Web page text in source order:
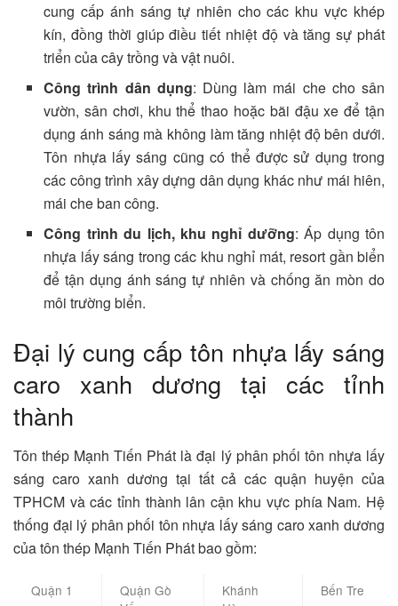
cung cấp ánh sáng tự nhiên cho các khu vực khép
kín, đồng thời giúp điều tiết nhiệt độ và tăng sự phát
triển của cây trồng và vật nuôi.
Công trình dân dụng: Dùng làm mái che cho sân
vườn, sân chơi, khu thể thao hoặc bãi đậu xe để tận
dụng ánh sáng mà không làm tăng nhiệt độ bên dưới.
Tôn nhựa lấy sáng cũng có thể được sử dụng trong
các công trình xây dựng dân dụng khác như mái hiên,
mái che ban công.
Công trình du lịch, khu nghỉ dưỡng: Áp dụng tôn
nhựa lấy sáng trong các khu nghỉ mát, resort gần biển
để tận dụng ánh sáng tự nhiên và chống ăn mòn do
môi trường biển.
Đại lý cung cấp tôn nhựa lấy sáng
caro xanh dương tại các tỉnh
thành
Tôn thép Mạnh Tiến Phát là đại lý phân phối tôn nhựa lấy
sáng caro xanh dương tại tất cả các quận huyện của
TPHCM và các tỉnh thành lân cận khu vực phía Nam. Hệ
thống đại lý phân phối tôn nhựa lấy sáng caro xanh dương
của tôn thép Mạnh Tiến Phát bao gồm:
Quận 1
Quận Gò
Khánh
Bến Tre